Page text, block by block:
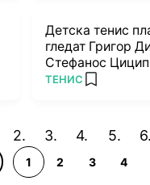
Детска тенис
гледат Григор
Стефанос
ПОВЕЧЕ ОТ
ТЕНИС add favorites
1 2 3 4